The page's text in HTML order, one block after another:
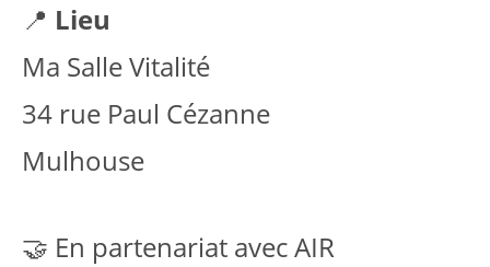
📍 Lieu
Ma Salle Vitalité
34 rue Paul Cézanne
Mulhouse
🤝 En partenariat avec AIR